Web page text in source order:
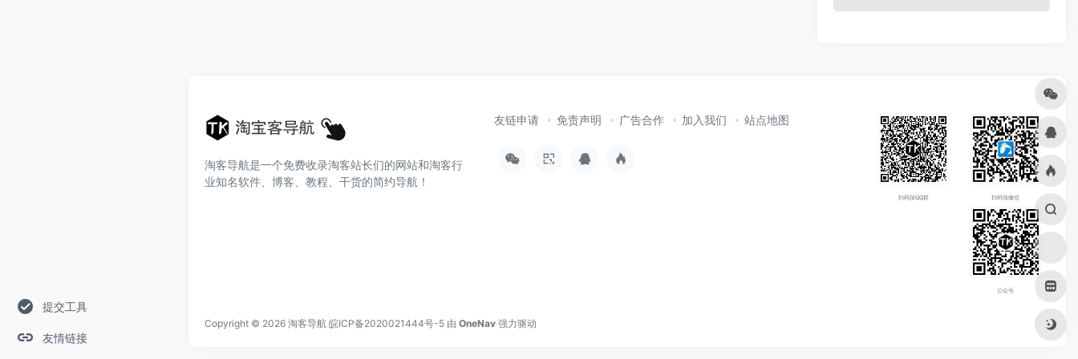
提交工具
友情链接
淘客导航是一个免费收录淘客站长们的网站和淘客行
业知名软件、博客、教程、干货的简约导航！
友链申请 免责声明 广告合作 加入我们 站点地图
扫码加QQ群 扫码加微信
公众号
Copyright © 2026 淘客导航 皖ICP备2020021444号-5 由 OneNav 强力驱动